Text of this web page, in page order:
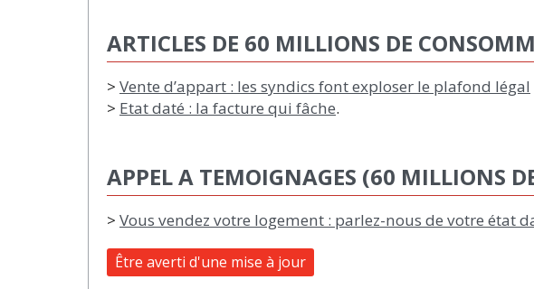
ARTICLES DE 60 MILLIONS DE
> Vente d’appart : les syndics font exploser le plafond légal
> Etat daté : la facture qui fâche.
APPEL A TEMOIGNAGES (60 MILLIONS
> Vous vendez votre logement : parlez-nous de votre état
Être averti d'une mise à jour